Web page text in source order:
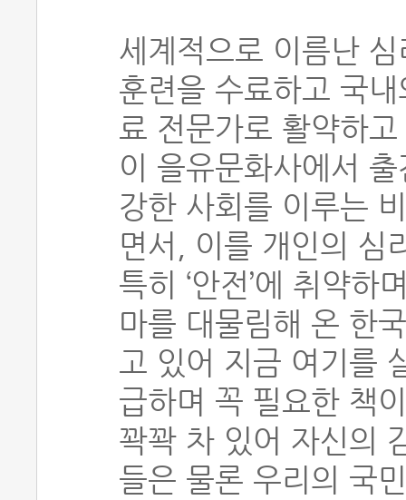
세계적으로 이름난
훈련을 수료하고 국
료 전문가로 활약하
이 을유문화사에서
강한 사회를 이루는
면서, 이를 개인의 심
특히 ‘안전’에 취약
마를 대물림해 온 한
고 있어 지금 여기를
급하며 꼭 필요한 책
꽉꽉 차 있어 자신의
들은 물론 우리의 국